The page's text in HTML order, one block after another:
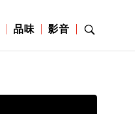
品味 影音